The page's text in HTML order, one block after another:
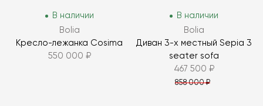
В наличии
Bolia
Кресло-лежанка Cosima
550 000 ₽
В наличии
Bolia
Диван 3-х местный Sepia 3
seater sofa
467 500 ₽
858 000 ₽